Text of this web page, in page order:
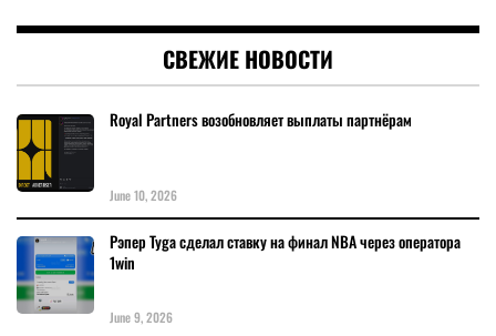
СВЕЖИЕ НОВОСТИ
Royal Partners возобновляет выплаты партнёрам
June 10, 2026
Рэпер Tyga сделал ставку на финал NBA через оператора
1win
June 9, 2026